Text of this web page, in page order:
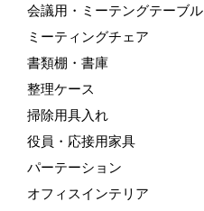
会議用・ミーテングテーブル
ミーティングチェア
書類棚・書庫
整理ケース
掃除用具入れ
役員・応接用家具
パーテーション
オフィスインテリア